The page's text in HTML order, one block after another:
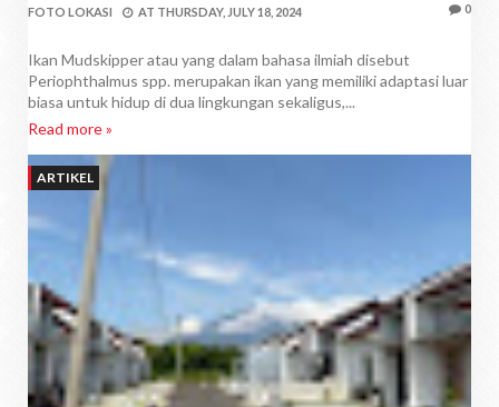
FOTO LOKASI AT THURSDAY, JULY 18, 2024 0
Ikan Mudskipper atau yang dalam bahasa ilmiah disebut
Periophthalmus spp. merupakan ikan yang memiliki adaptasi luar
biasa untuk hidup di dua lingkungan sekaligus,...
Read more »
ARTIKEL